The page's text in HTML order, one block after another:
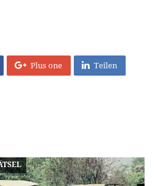
Plus one Teilen